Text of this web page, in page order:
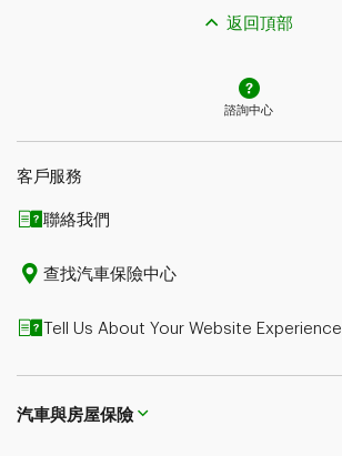
返回頂部
諮詢中心
客戶服務
聯絡我們
查找汽車保險中心
Tell Us About Your Website Experience
汽車與房屋保險